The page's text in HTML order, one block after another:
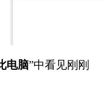
电脑”中看见刚刚